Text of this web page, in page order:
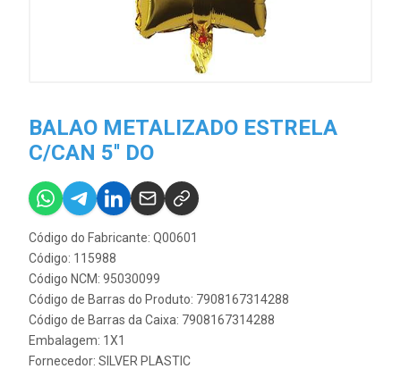
BALAO METALIZADO ESTRELA
C/CAN 5'' DO
Código do Fabricante: Q00601
Código: 115988
Código NCM: 95030099
Código de Barras do Produto: 7908167314288
Código de Barras da Caixa: 7908167314288
Embalagem: 1X1
Fornecedor: SILVER PLASTIC